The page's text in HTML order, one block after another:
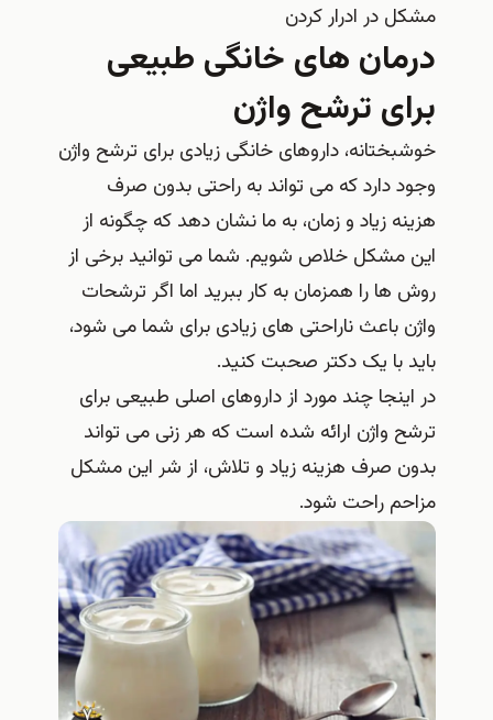
مشکل در ادرار کردن
درمان های خانگی طبیعی
برای ترشح واژن
خوشبختانه، داروهای خانگی زیادی برای ترشح واژن
وجود دارد که می تواند به راحتی بدون صرف
هزینه زیاد و زمان، به ما نشان دهد که چگونه از
این مشکل خلاص شویم. شما می توانید برخی از
روش ها را همزمان به کار ببرید اما اگر ترشحات
واژن باعث ناراحتی های زیادی برای شما می شود،
باید با یک دکتر صحبت کنید.
در اینجا چند مورد از داروهای اصلی طبیعی برای
ترشح واژن ارائه شده است که هر زنی می تواند
بدون صرف هزینه زیاد و تلاش، از شر این مشکل
مزاحم راحت شود.